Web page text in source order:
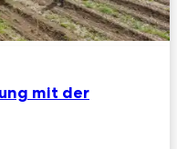
mit der